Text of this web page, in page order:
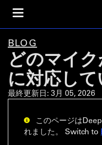
BLOG
どのマイ
に対応し
最終更新日:3月 05, 2026
このページは
れました。 Switch to